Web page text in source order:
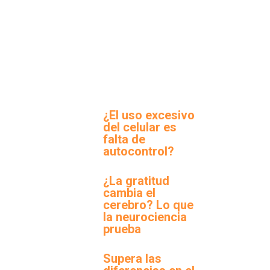
¿El uso excesivo
del celular es
falta de
autocontrol?
¿La gratitud
cambia el
cerebro? Lo que
la neurociencia
prueba
Supera las